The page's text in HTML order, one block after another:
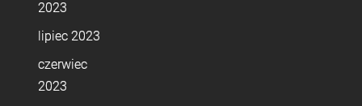
2023
lipiec 2023
czerwiec
2023